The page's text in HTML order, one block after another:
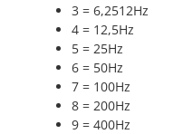
3 = 6,2512Hz
4 = 12,5Hz
5 = 25Hz
6 = 50Hz
7 = 100Hz
8 = 200Hz
9 = 400Hz